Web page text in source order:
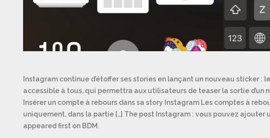
Instagram continue d’étoffer ses stories en lançant un nouveau sticker :
accessible à tous, qui permettra aux utilisateurs de teaser la sortie d’un
Insérer un compte à rebours dans sa story Instagram Les comptes à
uniquement, dans la partie […] The post Instagram : vous pouvez ajouter
appeared first on BDM.